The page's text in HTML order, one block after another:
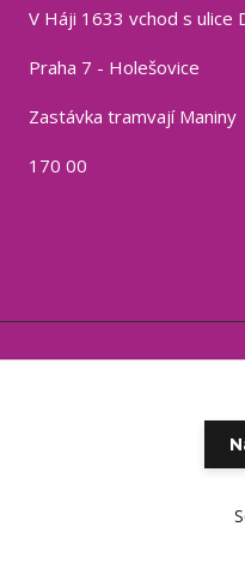
V Háji 1633 vchod s ulice
Praha 7 - Holešovice
Zastávka tramvají Maniny
170 00